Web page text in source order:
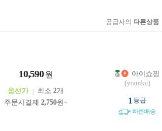
공급사의 다른상품
10,590 원
옵션가 최소 2개
주문시결제 2,750원~
아이쇼핑
(younku)
1 등급
빠른배송